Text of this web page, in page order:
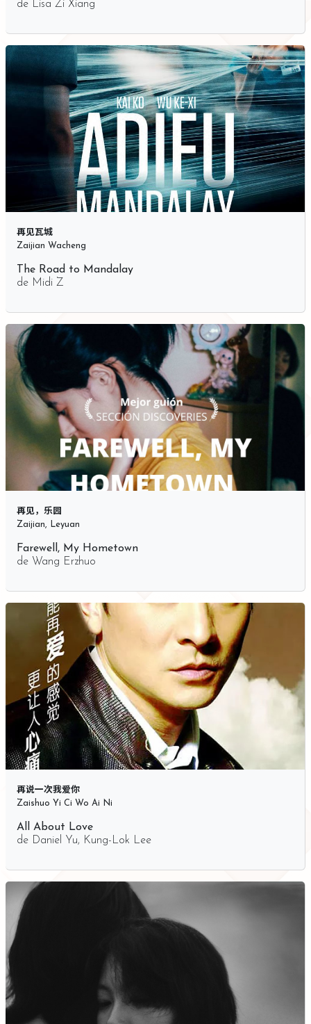
de Lisa Zi Xiang
再见瓦城
Zaijian Wacheng
The Road to Mandalay
de Midi Z
再见，乐园
Zaijian, Leyuan
Farewell, My Hometown
de Wang Erzhuo
再说一次我爱你
Zaishuo Yi Ci Wo Ai Ni
All About Love
de Daniel Yu, Kung-Lok Lee